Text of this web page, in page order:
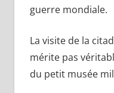
guerre mondiale.
La visite de la
mérite pas
du petit musée